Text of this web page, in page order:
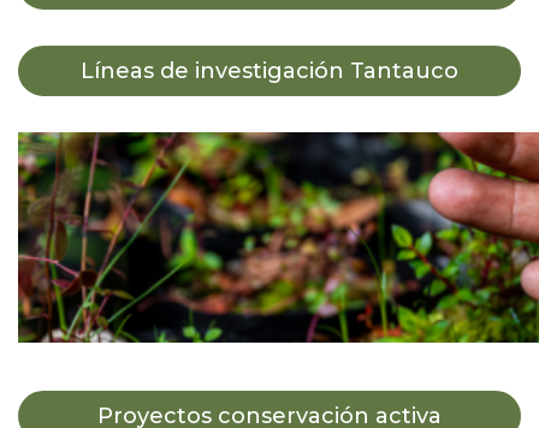
Líneas de investigación Tantauco
Proyectos conservación activa